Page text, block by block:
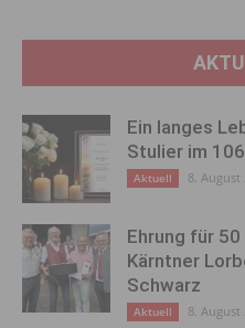
Ein langes
Stulier im
Aktuell 8. August
Ehrung für
Kärntner
Schwarz
Aktuell 8. August